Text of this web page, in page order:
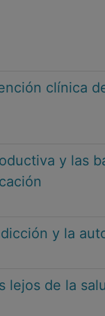
clínica
y las
y la
lejos de la